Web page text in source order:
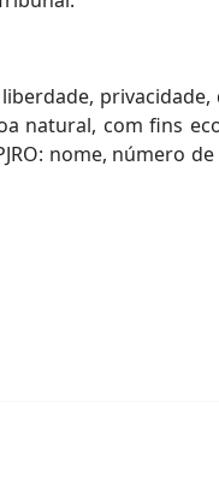
privacidade,
natural, com fins
nome, número